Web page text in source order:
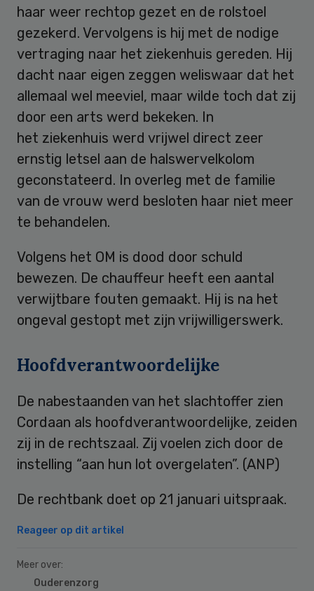
haar weer rechtop gezet en de rolstoel
gezekerd. Vervolgens is hij met de nodige
vertraging naar het ziekenhuis gereden. Hij
dacht naar eigen zeggen weliswaar dat het
allemaal wel meeviel, maar wilde toch dat zij
door een arts werd bekeken. In
het ziekenhuis werd vrijwel direct zeer
ernstig letsel aan de halswervelkolom
geconstateerd. In overleg met de familie
van de vrouw werd besloten haar niet meer
te behandelen.
Volgens het OM is dood door schuld
bewezen. De chauffeur heeft een aantal
verwijtbare fouten gemaakt. Hij is na het
ongeval gestopt met zijn vrijwilligerswerk.
Hoofdverantwoordelijke
De nabestaanden van het slachtoffer zien
Cordaan als hoofdverantwoordelijke, zeiden
zij in de rechtszaal. Zij voelen zich door de
instelling “aan hun lot overgelaten”. (ANP)
De rechtbank doet op 21 januari uitspraak.
Reageer op dit artikel
Meer over:
Ouderenzorg